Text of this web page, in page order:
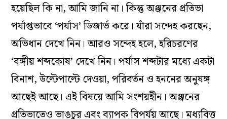
হয়েছিল কি না, আমি জানি না। কিন্তু অঞ্জনের প্রতিভা
পর্যাপ্তভাবে ‘পর্যাস’ ডিজার্ভ করে। যাঁরা সন্দেহ করছেন,
অভিধান দেখে নিন। আরও সন্দেহ হলে, হরিচরণের
‘বঙ্গীয় শব্দকোষ’ দেখে নিন। পর্যাস শব্দটার মধ্যে একটা
বিনাশ, উল্টেপাল্টে দেওয়া, পরিবর্তন ও হননের অনুষঙ্গ
আছেই আছে। এই বিষয়ে আমি সংশয়হীন। অঞ্জনের
প্রতিভাতেও ভাঙচুর এবং ব্যাপক বিপর্যয় আছে। মধ্যবিত্ত